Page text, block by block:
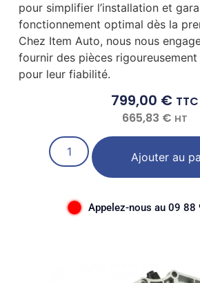
pour simplifier l’installation et
fonctionnement optimal dès la
Chez Item Auto, nous nous
fournir des pièces
pour leur fiabilité.
799,00 € TTC
665,83 € HT
Ajouter au
Appelez-nous au 09 88